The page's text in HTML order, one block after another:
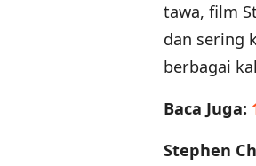
tawa, film
dan sering
berbagai
Baca Juga:
Stephen